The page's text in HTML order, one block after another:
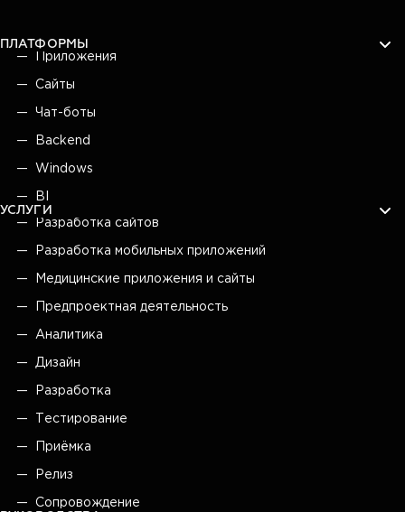
ПЛАТФОРМЫ
Приложения
Сайты
Чат-боты
Backend
Windows
BI
УСЛУГИ
Разработка сайтов
Разработка мобильных приложений
Медицинские приложения и сайты
Предпроектная деятельность
Аналитика
Дизайн
Разработка
Тестирование
Приёмка
Релиз
Сопровождение